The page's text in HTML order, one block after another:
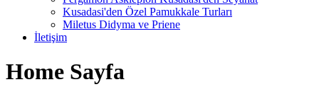
Kusadasi'den Özel Pamukkale Turları
Miletus Didyma ve Priene
İletişim
Home Sayfa